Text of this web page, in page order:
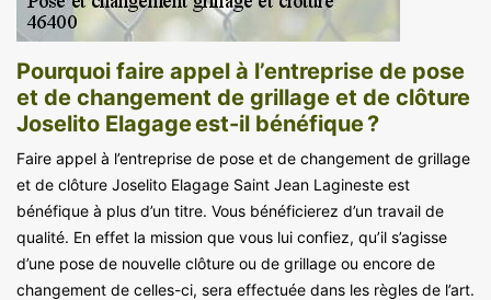
Pourquoi faire appel à l’entreprise de pose
et de changement de grillage et de clôture
Joselito Elagage est-il bénéfique ?
Faire appel à l’entreprise de pose et de changement de grillage
et de clôture Joselito Elagage Saint Jean Lagineste est
bénéfique à plus d’un titre. Vous bénéficierez d’un travail de
qualité. En effet la mission que vous lui confiez, qu’il s’agisse
d’une pose de nouvelle clôture ou de grillage ou encore de
changement de celles-ci, sera effectuée dans les règles de l’art.